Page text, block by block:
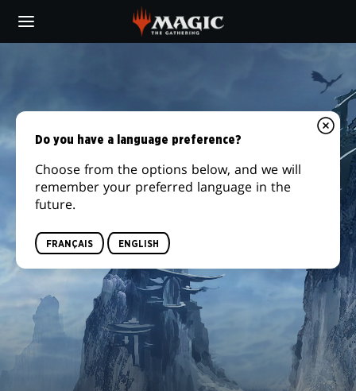
main
Do you have a language preference?
Choose from the options below, and we will
remember your preferred language in the
future.
FRANÇAIS ENGLISH